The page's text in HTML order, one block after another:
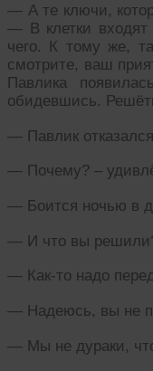
— А те ключи,
— В клетки входят
чего. К тому же,
смотрите, ваш
Павлика
обидевшись.
— Павлик
— Почему? –
— Боится ночью в
— И что вы
— Как-то надо
— Надеюсь, вы не
— Мы не дураки,